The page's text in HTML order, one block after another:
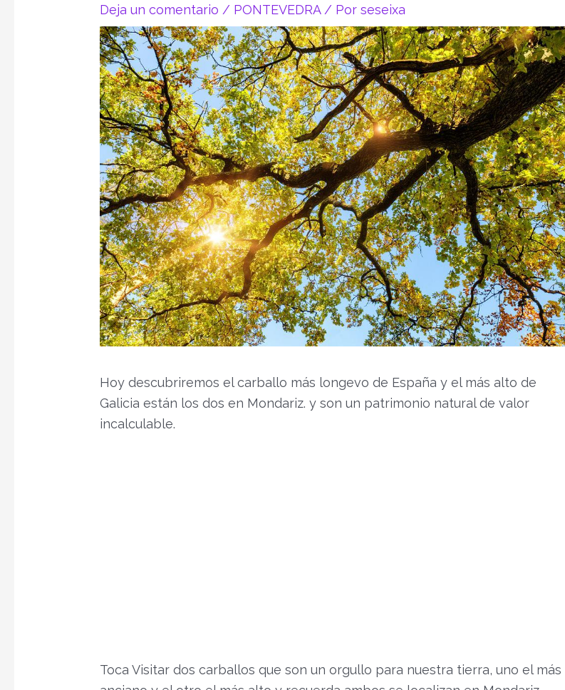
Deja un comentario / PONTEVEDRA/ Porseseixa
Hoy descubriremos el carballo más longevo de España y el más alto de
Galicia están los dos en Mondariz. y son un patrimonio natural de valor
incalculable.
Toca Visitar dos carballos que son un orgullo para nuestra tierra, uno el más